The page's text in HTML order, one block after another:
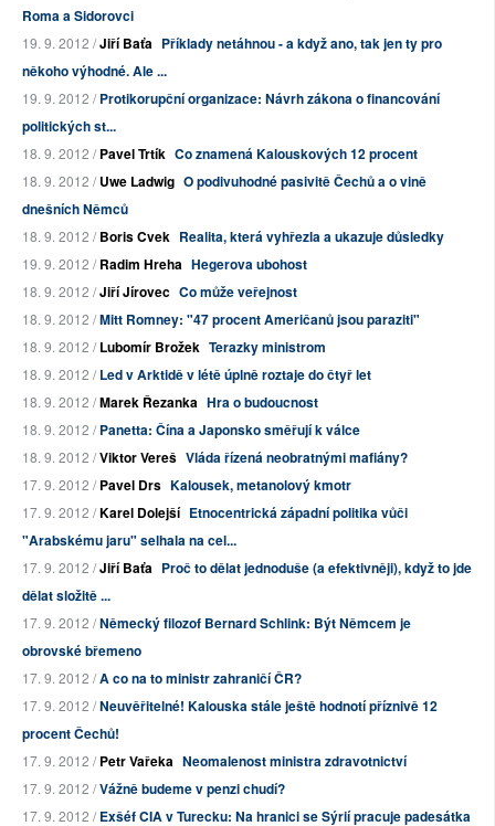
Roma a Sidorovci
19. 9. 2012 /Jiří Baťa Příklady netáhnou - a když ano, tak jen ty pro
někoho výhodné. Ale ...
19. 9. 2012 /Protikorupční organizace: Návrh zákona o financování
politických st...
18. 9. 2012 /Pavel Trtík Co znamená Kalouskových 12 procent
18. 9. 2012 /Uwe Ladwig O podivuhodné pasivitě Čechů a o vině
dnešních Němců
18. 9. 2012 /Boris Cvek Realita, která vyhřezla a ukazuje důsledky
19. 9. 2012 /Radim Hreha Hegerova ubohost
18. 9. 2012 /Jiří Jírovec Co může veřejnost
18. 9. 2012 /Mitt Romney: "47 procent Američanů jsou paraziti"
18. 9. 2012 /Lubomír Brožek Terazky ministrom
18. 9. 2012 /Led v Arktidě v létě úplně roztaje do čtyř let
18. 9. 2012 /Marek Řezanka Hra o budoucnost
18. 9. 2012 /Panetta: Čína a Japonsko směřují k válce
18. 9. 2012 /Viktor Vereš Vláda řízená neobratnými mafiány?
17. 9. 2012 /Pavel Drs Kalousek, metanolový kmotr
17. 9. 2012 /Karel Dolejší Etnocentrická západní politika vůči
"Arabskému jaru" selhala na cel...
17. 9. 2012 /Jiří Baťa Proč to dělat jednoduše (a efektivněji), když to jde
dělat složitě ...
17. 9. 2012 /Německý filozof Bernard Schlink: Být Němcem je
obrovské břemeno
17. 9. 2012 /A co na to ministr zahraničí ČR?
17. 9. 2012 /Neuvěřitelné! Kalouska stále ještě hodnotí příznivě 12
procent Čechů!
17. 9. 2012 /Petr Vařeka Neomalenost ministra zdravotnictví
17. 9. 2012 /Vážně budeme v penzi chudí?
17. 9. 2012 /Exšéf CIA v Turecku: Na hranici se Sýrií pracuje padesátka